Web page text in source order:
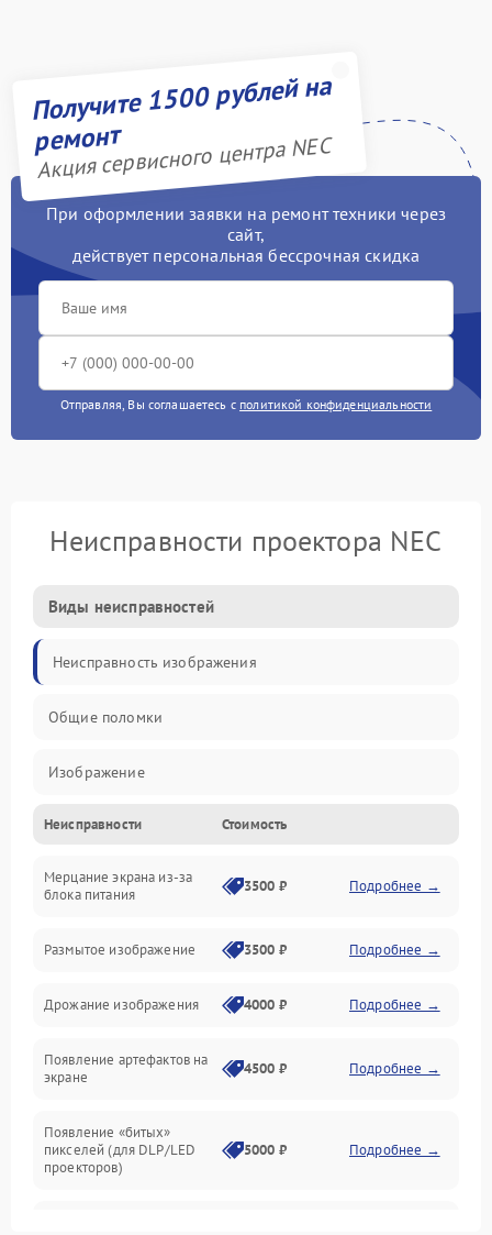
Получите 1500 рублей на
ремонт
Акция сервисного центра NEC
При оформлении заявки на ремонт техники через
сайт,
действует персональная бессрочная скидка
Отправляя, Вы соглашаетесь с политикой конфиденциальности
Неисправности проектора NEC
Виды неисправностей
Неисправность изображения
Общие поломки
Изображение
Лампа подсветки
Неисправность управления и интерфейсов
Неисправности Стоимость
Мерцание экрана из-за
блока питания
3500 ₽ Подробнее →
Размытое изображение 3500 ₽ Подробнее →
Дрожание изображения 4000 ₽ Подробнее →
Появление артефактов на
экране
4500 ₽ Подробнее →
Появление «битых»
пикселей (для DLP/LED
проекторов)
5000 ₽ Подробнее →